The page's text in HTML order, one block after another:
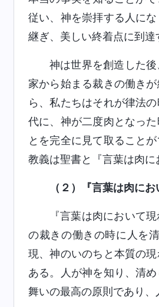
従い、神を崇拝する人に
継ぎ、美しい終着点に到達
神は世界を創造した
家から始まる裁きの働き
ら、私たちはそれが律法
代に、神が二度肉となっ
とを完全に見て取ること
教義は聖書と『言葉は肉に
（２）『言葉は肉に
『言葉は肉において
の裁きの働きの時に人を
現、神のいのちと本質の
ある。人が神を知り、清
舞いの最高の原則であり、